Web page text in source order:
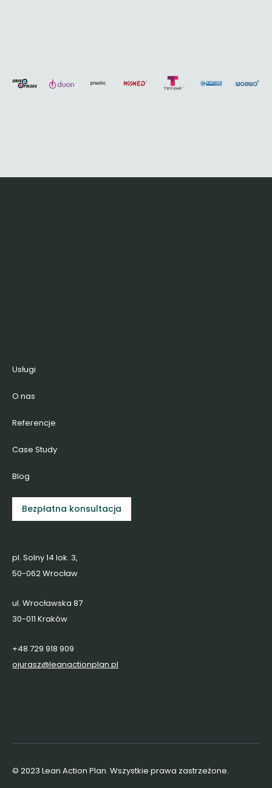
Usługi
O nas
Referencje
Case Study
Blog
Bezpłatna konsultacja
pl. Solny 14 lok. 3,
50-062 Wrocław
ul. Wrocławska 87
30-011 Kraków
+48 729 918 909
ojurasz@leanactionplan.pl
© 2023 Lean Action Plan. Wszystkie prawa zastrzeżone.